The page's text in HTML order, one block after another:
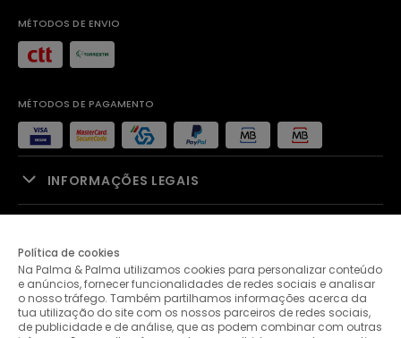
MÉTODOS DE ENVIO
MÉTODOS DE PAGAMENTO
INFORMAÇÕES LEGAIS
PALMA & PALMA
APOIO AO CLIENTE
Política de cookies
Na Palma & Palma utilizamos cookies para personalizar conteúdo
e anúncios, fornecer funcionalidades de redes sociais e analisar
o nosso tráfego. Também partilhamos informações acerca da
tua utilização do site com os nossos parceiros de redes sociais,
de publicidade e de análise, que as podem combinar com outras